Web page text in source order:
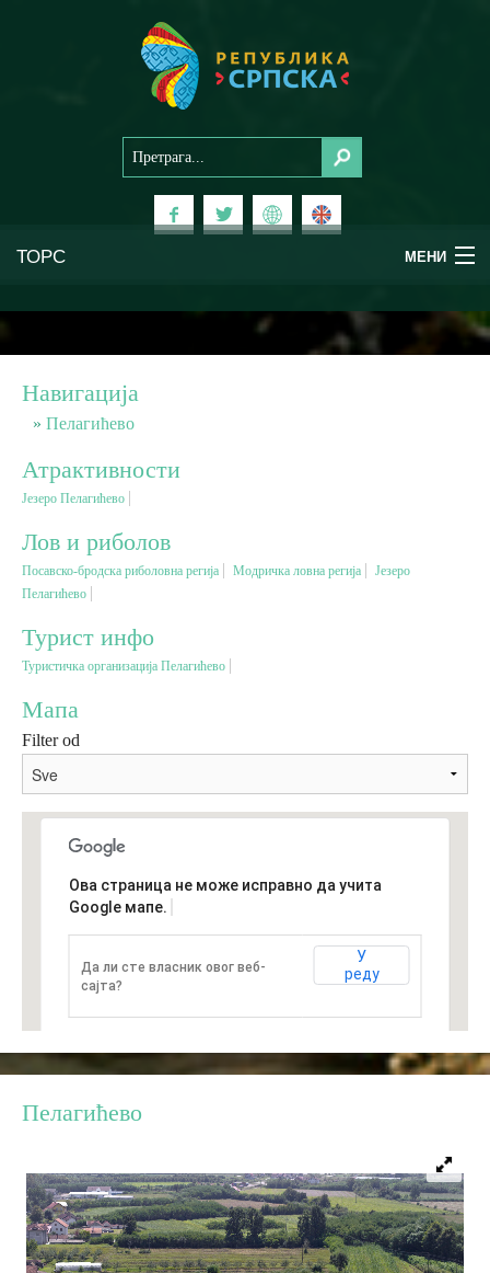
ТОРС МЕНИ
Планински туризам
Бањски туризам
Вјерски туризам
Еко туризам
Културни туризам
Гастрономија
Лов и риболов
Сеоски туризам
Омладински туризам
Списак дестинација
Манифестације
Навигација
Пелагићево
Атрактивности
Језеро Пелагићево
Лов и риболов
Посавско-бродска риболовна регија Модричка ловна регија
Језеро
Пелагићево
Турист инфо
Туристичка организација Пелагићево
Мапа
Filter od
Ова страница не може исправно да учита
Google мапе.
Да ли сте власник овог веб-
сајта?
У
реду
Пелагићево